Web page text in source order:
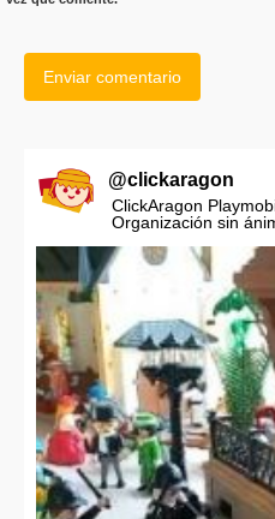
@clickaragon
ClickAragon
Organización sin